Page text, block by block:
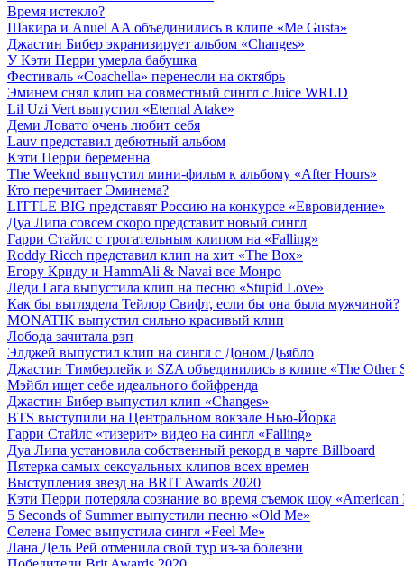
Время истекло?
Шакира и Anuel AA объединились в клипе «Me Gusta»
Джастин Бибер экранизирует альбом «Changes»
У Кэти Перри умерла бабушка
Фестиваль «Coachella» перенесли на октябрь
Эминем снял клип на совместный сингл с Juice WRLD
Lil Uzi Vert выпустил «Eternal Atake»
Деми Ловато очень любит себя
Lauv представил дебютный альбом
Кэти Перри беременна
The Weeknd выпустил мини-фильм к альбому «After Hours»
Кто перечитает Эминема?
LITTLE BIG представят Россию на конкурсе «Евровидение»
Дуа Липа совсем скоро представит новый сингл
Гарри Стайлс с трогательным клипом на «Falling»
Roddy Ricch представил клип на хит «The Box»
Егору Криду и HammAli & Navai все Монро
Леди Гага выпустила клип на песню «Stupid Love»
Как бы выглядела Тейлор Свифт, если бы она была мужчиной?
MONATIK выпустил сильно красивый клип
Лобода зачитала рэп
Элджей выпустил клип на сингл с Доном Дьябло
Джастин Тимберлейк и SZA объединились в клипе «The Other
Мэйбл ищет себе идеального бойфренда
Джастин Бибер выпустил клип «Changes»
BTS выступили на Центральном вокзале Нью-Йорка
Гарри Стайлс «тизерит» видео на сингл «Falling»
Дуа Липа установила собственный рекорд в чарте Billboard
Пятерка самых сексуальных клипов всех времен
Выступления звезд на BRIT Awards 2020
Кэти Перри потеряла сознание во время съемок шоу «American
5 Seconds of Summer выпустили песню «Old Me»
Селена Гомес выпустила сингл «Feel Me»
Лана Дель Рей отменила свой тур из-за болезни